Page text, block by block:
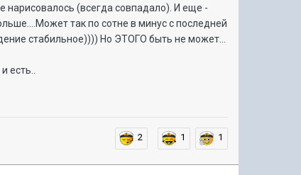
нарисовалось (всегда совпадало). И еще -
так по сотне в минус с последней
стабильное)))) Но ЭТОГО быть не может...
есть..
2 1 1